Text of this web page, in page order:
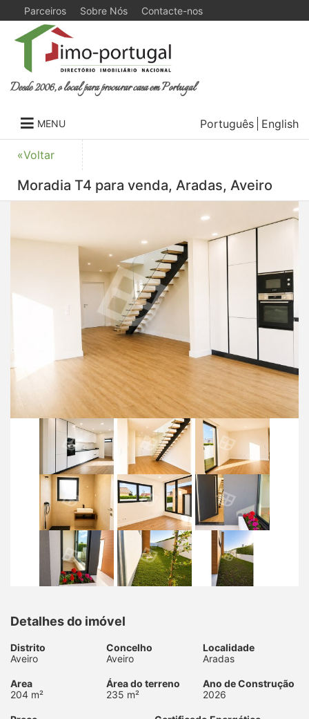
Parceiros Sobre Nós Contacte-nos
Desde 2006, o local para procurar casa em Portugal
MENU Português English
«Voltar
Moradia T4 para venda, Aradas, Aveiro
Detalhes do imóvel
Distrito
Aveiro
Concelho
Aveiro
Localidade
Aradas
Area
204 m²
Área do terreno
235 m²
Ano de Construção
2026